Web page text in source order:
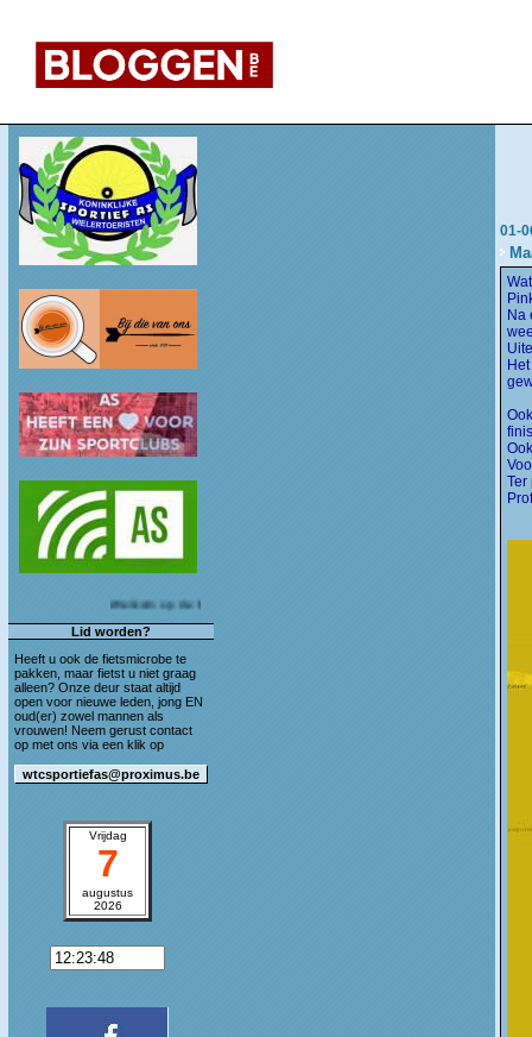
Welkom op de blog van WTC Sportief As!
Lid worden?
Heeft u ook de fietsmicrobe te
pakken, maar fietst u niet graag
alleen? Onze deur staat altijd
open voor nieuwe leden, jong EN
oud(er) zowel mannen als
vrouwen! Neem gerust contact
op met ons via een klik op
Vrijdag
7
augustus
2026
01-
Na
Ter